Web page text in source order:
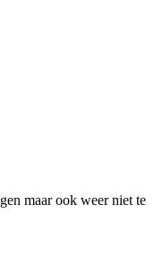
maar ook weer niet te